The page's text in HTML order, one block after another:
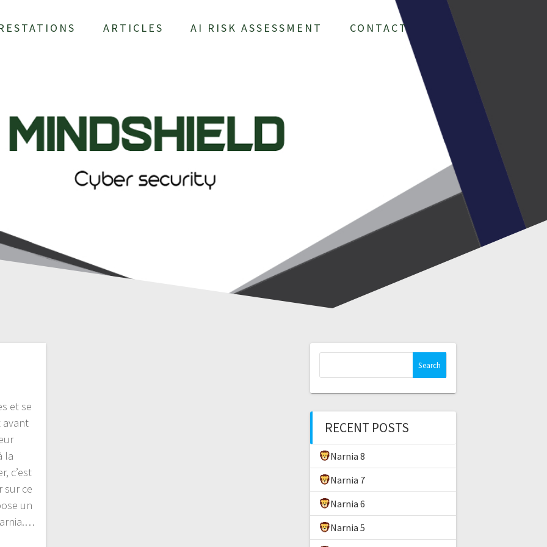
ARTICLES AI RISK ASSESSMENT CONTACT
et se
avant
la
c’est
sur ce
un
c
f
o
r
:
RECENT POSTS
Narnia 8
Narnia 7
Narnia 6
Narnia 5